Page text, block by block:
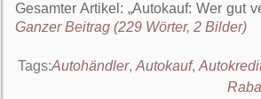
Gesamter Artikel:
Autokauf: Wer gut
Ganzer Beitrag (229 Wörter, 2 Bilder)
Tags:Autohändler, Autokauf,